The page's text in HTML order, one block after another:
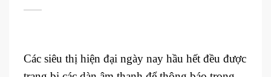
Các siêu thị hiện đại ngày nay hầu hết đều được